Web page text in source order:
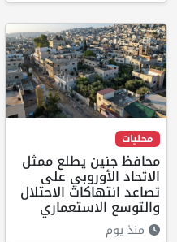
محليات
محافظ جنين يطلع ممثل
الاتحاد الأوروبي على
تصاعد انتهاكات الاحتلال
والتوسع الاستعماري
منذ يوم